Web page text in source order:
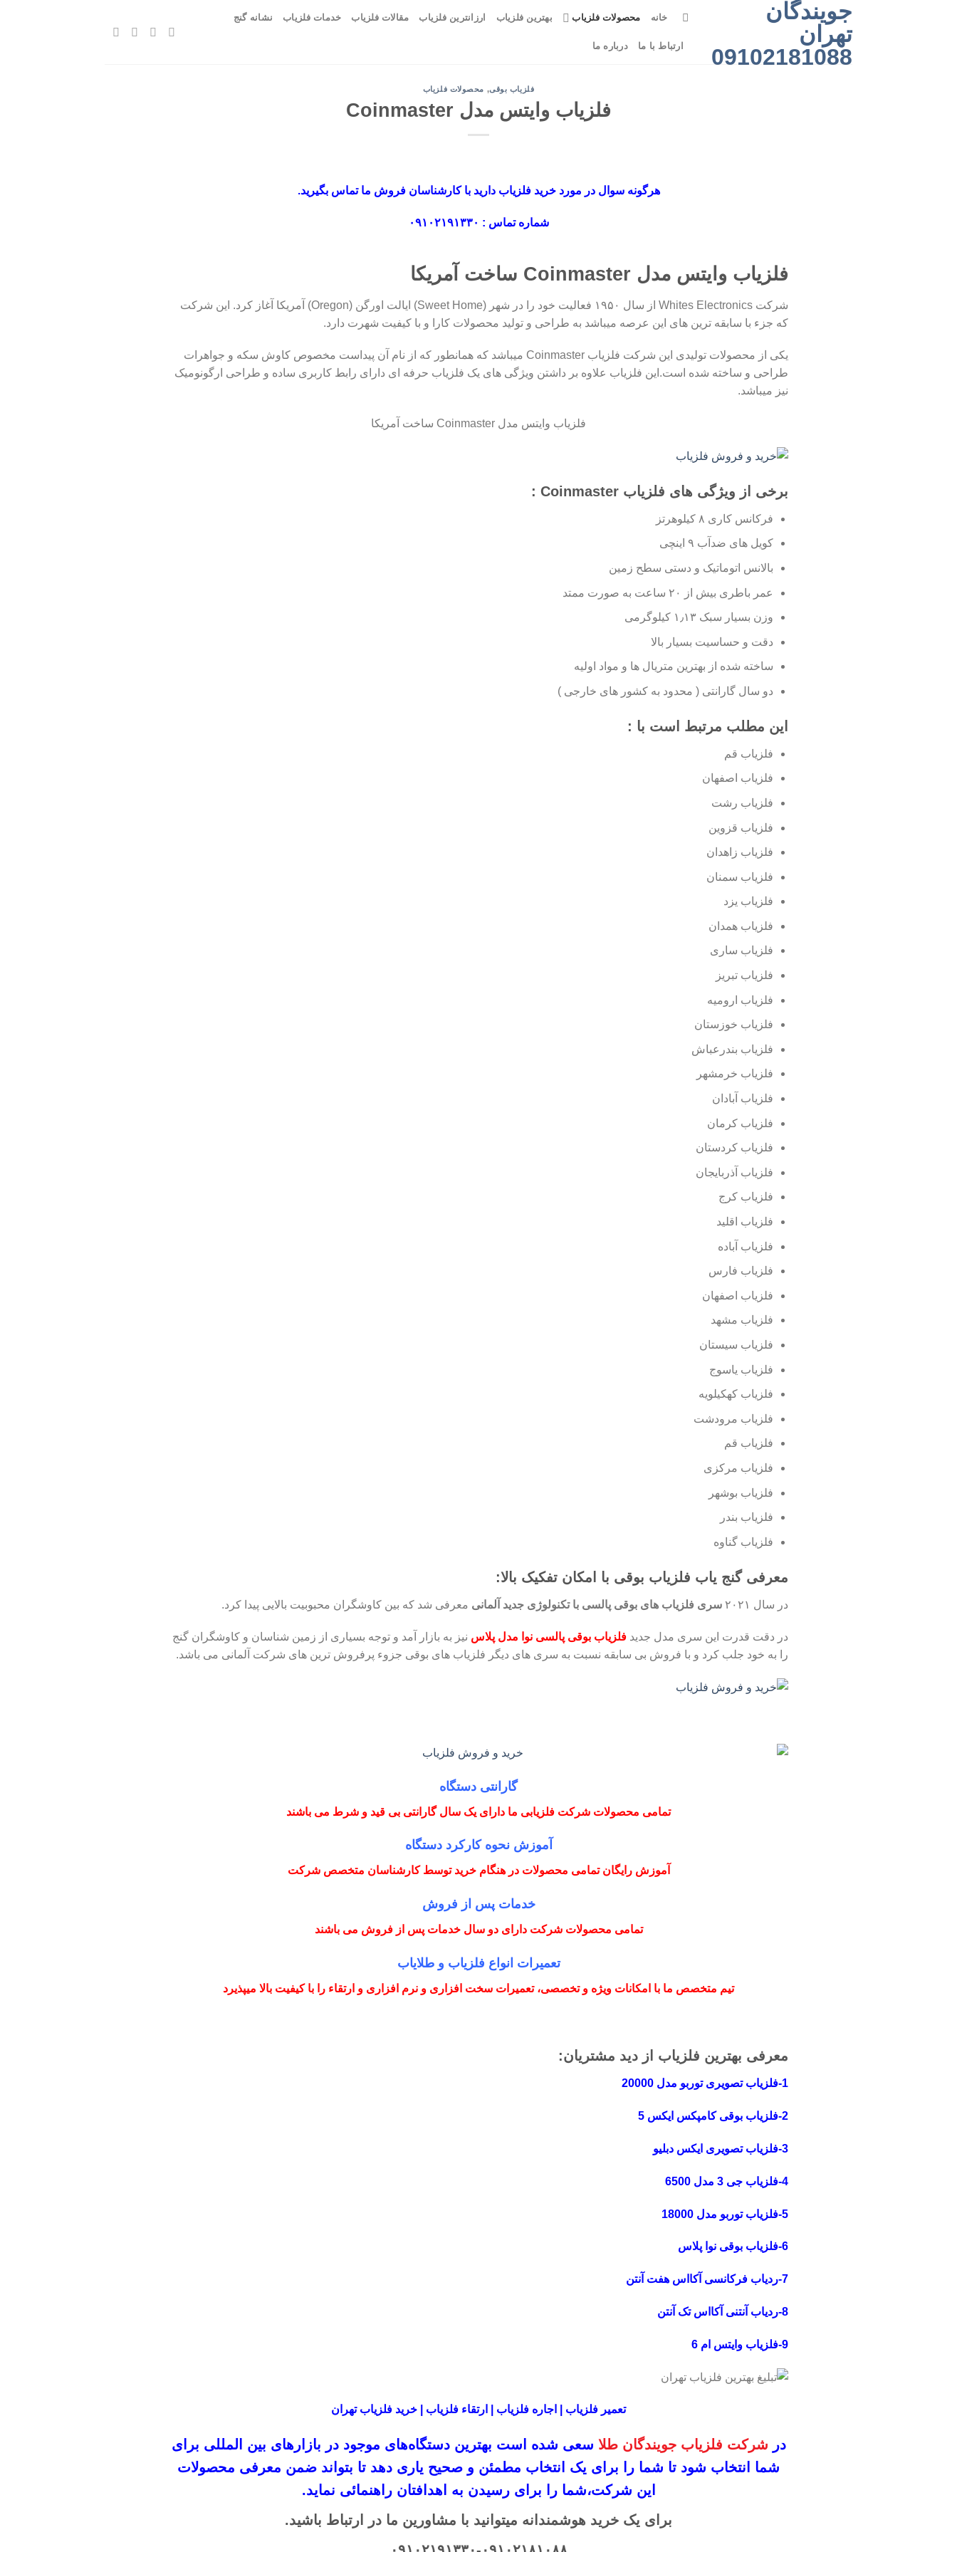
جویندگان
تهران
09102181088
خانه محصولات فلزیاب بهترین فلزیاب ارزانترین فلزیاب مقالات فلزیاب خدمات فلزیاب نشانه گنج
ارتباط با ما درباره ما
فلزیاب بوقی, محصولات فلزیاب
فلزیاب وایتس مدل Coinmaster
هرگونه سوال در مورد خرید فلزیاب دارید با کارشناسان فروش ما تماس بگیرید.
شماره تماس : ۰۹۱۰۲۱۹۱۳۳۰
فلزیاب وایتس مدل Coinmaster ساخت آمریکا
شرکت Whites Electronics از سال ۱۹۵۰ فعالیت خود را در شهر (Sweet Home) ایالت اورگن (Oregon) آمریکا آغاز کرد. این شرکت
که جزء با سابقه ترین های این عرصه میباشد به طراحی و تولید محصولات کارا و با کیفیت شهرت دارد.
یکی از محصولات تولیدی این شرکت فلزیاب Coinmaster میباشد که همانطور که از نام آن پیداست مخصوص کاوش سکه و جواهرات
طراحی و ساخته شده است.این فلزیاب علاوه بر داشتن ویژگی های یک فلزیاب حرفه ای دارای رابط کاربری ساده و طراحی ارگونومیک
نیز میباشد.
فلزیاب وایتس مدل Coinmaster ساخت آمریکا
برخی از ویژگی های فلزیاب Coinmaster :
فرکانس کاری ۸ کیلوهرتز
کویل های ضدآب ۹ اینچی
بالانس اتوماتیک و دستی سطح زمین
عمر باطری بیش از ۲۰ ساعت به صورت ممتد
وزن بسیار سبک ۱٫۱۳ کیلوگرمی
دقت و حساسیت بسیار بالا
ساخته شده از بهترین متریال ها و مواد اولیه
دو سال گارانتی ( محدود به کشور های خارجی )
این مطلب مرتبط است با :
فلزیاب قم
فلزیاب اصفهان
فلزیاب رشت
فلزیاب قزوین
فلزیاب زاهدان
فلزیاب سمنان
فلزیاب یزد
فلزیاب همدان
فلزیاب ساری
فلزیاب تبریز
فلزیاب ارومیه
فلزیاب خوزستان
فلزیاب بندرعباش
فلزیاب خرمشهر
فلزیاب آبادان
فلزیاب کرمان
فلزیاب کردستان
فلزیاب آذربایجان
فلزیاب کرج
فلزیاب اقلید
فلزیاب آباده
فلزیاب فارس
فلزیاب اصفهان
فلزیاب مشهد
فلزیاب سیستان
فلزیاب یاسوج
فلزیاب کهکیلویه
فلزیاب مرودشت
فلزیاب قم
فلزیاب مرکزی
فلزیاب بوشهر
فلزیاب بندر
فلزیاب گناوه
معرفی گنج یاب فلزیاب بوقی با امکان تفکیک بالا:
در سال ۲۰۲۱ سری فلزیاب های بوقی پالسی با تکنولوژی جدید آلمانی معرفی شد که بین کاوشگران محبوبیت بالایی پیدا کرد.
در دقت قدرت این سری مدل جدید فلزیاب بوقی پالسی نوا مدل پلاس نیز به بازار آمد و توجه بسیاری از زمین شناسان و کاوشگران گنج
را به خود جلب کرد و با فروش بی سابقه نسبت به سری های دیگر فلزیاب های بوقی جزوء پرفروش ترین های شرکت آلمانی می باشد.
گارانتی دستگاه
تمامی محصولات شرکت فلزیابی ما دارای یک سال گارانتی بی قید و شرط می باشند
آموزش نحوه کارکرد دستگاه
آموزش رایگان تمامی محصولات در هنگام خرید توسط کارشناسان متخصص شرکت
خدمات پس از فروش
تمامی محصولات شرکت دارای دو سال خدمات پس از فروش می باشند
تعمیرات انواع فلزیاب و طلایاب
تیم متخصص ما با امکانات ویژه و تخصصی، تعمیرات سخت افزاری و نرم افزاری و ارتقاء را با کیفیت بالا میپذیرد
معرفی بهترین فلزیاب از دید مشتریان:
1-فلزیاب تصویری توربو مدل 20000
2-فلزیاب بوقی کامپکس ایکس 5
3-فلزیاب تصویری ایکس دبلیو
4-فلزیاب جی 3 مدل 6500
5-فلزیاب توربو مدل 18000
6-فلزیاب بوقی نوا پلاس
7-ردیاب فرکانسی آکااس هفت آنتن
8-ردیاب آنتنی آکااس تک آنتن
9-فلزیاب وایتس ام 6
تعمیر فلزیاب | اجاره فلزیاب | ارتقاء فلزیاب | خرید فلزیاب تهران
در شرکت فلزیاب جویندگان طلا سعی شده است بهترین دستگاه‌های موجود در بازار‌های بین المللی برای
شما انتخاب شود تا شما را برای یک انتخاب مطمئن و صحیح یاری دهد تا بتواند ضمن معرفی محصولات
این شرکت،شما را برای رسیدن به اهدافتان راهنمائی نماید.
برای یک خرید هوشمندانه میتوانید با مشاورین ما در ارتباط باشید.